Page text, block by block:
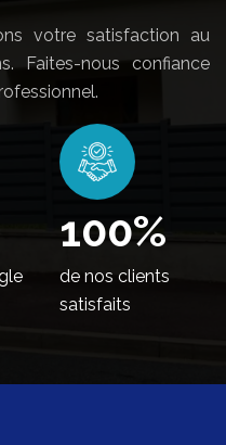
votre satisfaction au
Faites-nous confiance
100%
de nos clients
satisfaits